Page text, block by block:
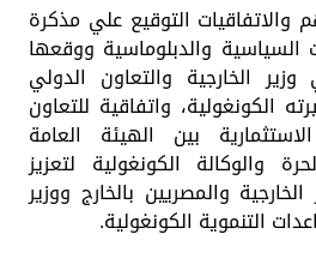
والاتفاقيات التوقيع علي مذكرة
والدبلوماسية ووقعها
وزير الخارجية والتعاون الدولي
الكونغولية، واتفاقية للتعاون
بين الهيئة العامة
والوكالة الكونغولية لتعزيز
والمصريين بالخارج ووزير
التنموية الكونغولية.